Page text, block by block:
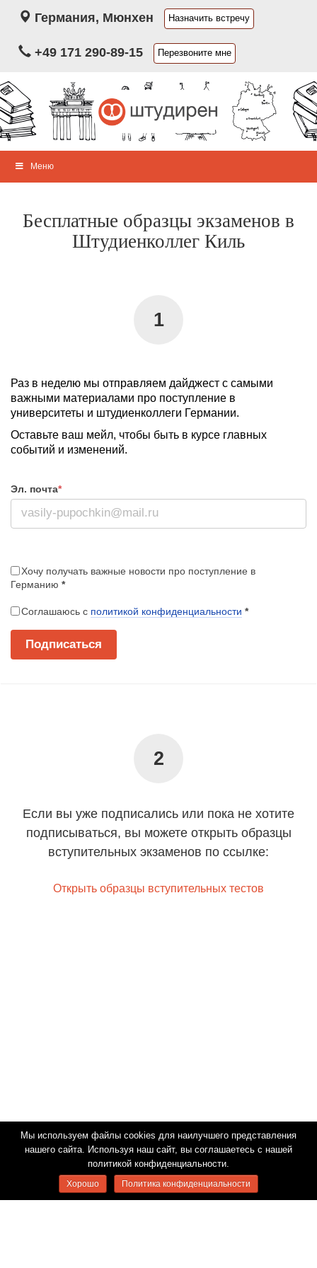
Германия, Мюнхен Назначить встречу
+49 171 290-89-15 Перезвоните мне
Меню
Бесплатные образцы экзаменов в
Штудиенколлег Киль
1
Раз в неделю мы отправляем дайджест с самыми
важными материалами про поступление в
университеты и штудиенколлеги Германии.
Оставьте ваш мейл, чтобы быть в курсе главных
событий и изменений.
Эл. почта*
Хочу получать важные новости про поступление в
Германию *
Соглашаюсь с политикой конфиденциальности *
Подписаться
2
Если вы уже подписались или пока не хотите
подписываться, вы можете открыть образцы
вступительных экзаменов по ссылке:
Открыть образцы вступительных тестов
Мы используем файлы cookies для наилучшего представления
нашего сайта. Используя наш сайт, вы соглашаетесь с нашей
политикой конфиденциальности.
Хорошо Политика конфиденциальности